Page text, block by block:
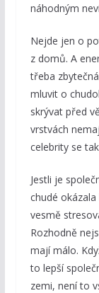
náhodným
Nejde jen o
z domů. A
třeba
mluvit o
skrývat před
vrstvách
celebrity se
Jestli je
chudé
vesmě
Rozhodně
mají málo.
to lepší
zemi, není to